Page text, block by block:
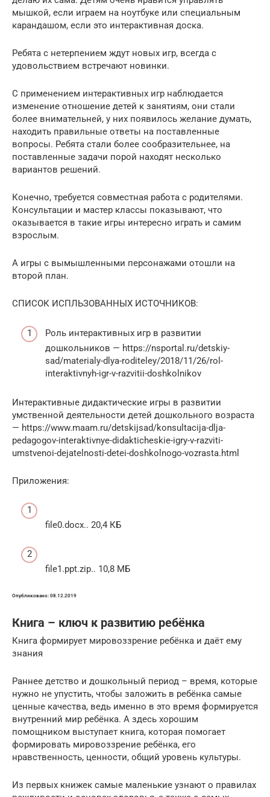
мышкой, если играем на ноутбуке или специальным
карандашом, если это интерактивная доска.
Ребята с нетерпением ждут новых игр, всегда с
удовольствием встречают новинки.
С применением интерактивных игр наблюдается
изменение отношение детей к занятиям, они стали
более внимательней, у них появилось желание думать,
находить правильные ответы на поставленные
вопросы. Ребята стали более сообразительнее, на
поставленные задачи порой находят несколько
вариантов решений.
Конечно, требуется совместная работа с родителями.
Консультации и мастер классы показывают, что
оказывается в такие игры интересно играть и самим
взрослым.
А игры с вымышленными персонажами отошли на
второй план.
СПИСОК ИСПЛЬЗОВАННЫХ ИСТОЧНИКОВ:
Роль интерактивных игр в развитии
дошкольников — https://nsportal.ru/detskiy-
sad/materialy-dlya-roditeley/2018/11/26/rol-
interaktivnyh-igr-v-razvitii-doshkolnikov
Интерактивные дидактические игры в развитии
умственной деятельности детей дошкольного возраста
— https://www.maam.ru/detskijsad/konsultacija-dlja-
pedagogov-interaktivnye-didakticheskie-igry-v-razviti-
umstvenoi-dejatelnosti-detei-doshkolnogo-vozrasta.html
Приложения:
file0.docx.. 20,4 КБ
file1.ppt.zip.. 10,8 МБ
Опубликовано: 08.12.2019
Книга – ключ к развитию ребёнка
Книга формирует мировоззрение ребёнка и даёт ему
знания
Раннее детство и дошкольный период – время, которые
нужно не упустить, чтобы заложить в ребёнка самые
ценные качества, ведь именно в это время формируется
внутренний мир ребёнка. А здесь хорошим
помощником выступает книга, которая помогает
формировать мировоззрение ребёнка, его
нравственность, ценности, общий уровень культуры.
Из первых книжек самые маленькие узнают о правилах